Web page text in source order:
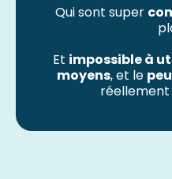
Qui sont super
Et impossible à
moyens, et le
réellement